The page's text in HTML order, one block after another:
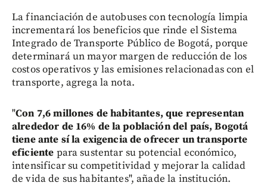
La financiación de autobuses con tecnología limpia
incrementará los beneficios que rinde el Sistema
Integrado de Transporte Público de Bogotá, porque
determinará un mayor margen de reducción de los
costos operativos y las emisiones relacionadas con el
transporte, agrega la nota.
"Con 7,6 millones de habitantes, que representan
alrededor de 16% de la población del país, Bogotá
tiene ante sí la exigencia de ofrecer un transporte
eficiente para sustentar su potencial económico,
intensificar su competitividad y mejorar la calidad
de vida de sus habitantes", añade la institución.